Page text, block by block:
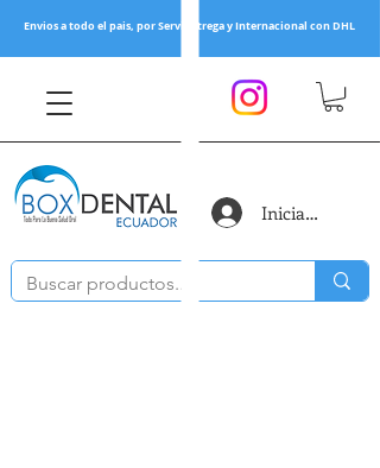
Envios a todo el pais, por Servientrega y Internacional con DHL
Iniciar sesión